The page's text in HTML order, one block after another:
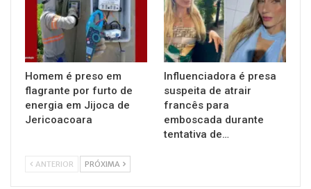
Homem é preso em
flagrante por furto de
energia em Jijoca de
Jericoacoara
Influenciadora é presa
suspeita de atrair
francês para
emboscada durante
tentativa de…
ANTERIOR PRÓXIMA